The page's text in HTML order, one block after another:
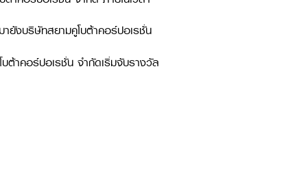
ยังบริษัทสยามคูโบต้าคอร์ปอเรชั่น
าคอร์ปอเรชั่น จำกัดเริ่มจับรางวัล